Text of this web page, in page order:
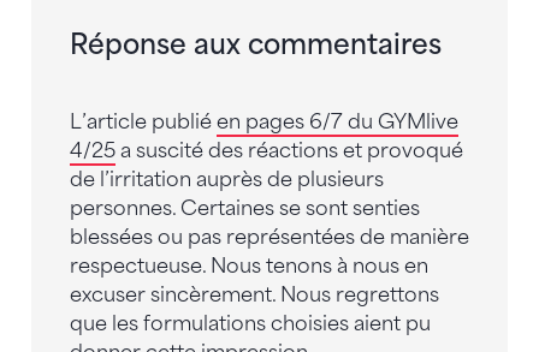
Réponse aux commentaires
L’article publié en pages 6/7 du GYMlive
4/25 a suscité des réactions et provoqué
de l’irritation auprès de plusieurs
personnes. Certaines se sont senties
blessées ou pas représentées de manière
respectueuse. Nous tenons à nous en
excuser sincèrement. Nous regrettons
que les formulations choisies aient pu